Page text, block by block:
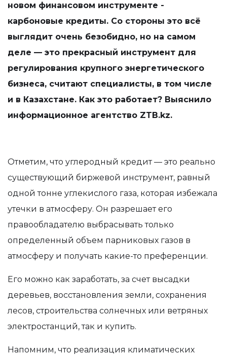
новом финансовом инструменте -
карбоновые кредиты. Со стороны это всё
выглядит очень безобидно, но на самом
деле — это прекрасный инструмент для
регулирования крупного энергетического
бизнеса, считают специалисты, в том числе
и в Казахстане. Как это работает? Выяснило
информационное агентство ZTB.kz.
Отметим, что углеродный кредит — это реально
существующий биржевой инструмент, равный
одной тонне углекислого газа, которая избежала
утечки в атмосферу. Он разрешает его
правообладателю выбрасывать только
определенный объем парниковых газов в
атмосферу и получать какие-то преференции.
Его можно как заработать, за счет высадки
деревьев, восстановления земли, сохранения
лесов, строительства солнечных или ветряных
электростанций, так и купить.
Напомним, что реализация климатических